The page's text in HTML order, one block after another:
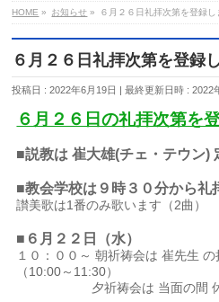
HOME » お知らせ » ６月２６日礼拝次第を登録し
６月２６日礼拝次第を登録
投稿日 : 2022年6月19日 最終更新日時 : 2022
６月２６日の礼拝次第を
■説教は 崔大雄(チェ・テウン)
■教会学校は９時３０分から礼
讃美歌は1番のみ歌います（2曲）
■６月２２ 日（水）
１０：００～ 朝祈祷会は 崔先生
（10:00～11:30）
夕祈祷会は 当面の間